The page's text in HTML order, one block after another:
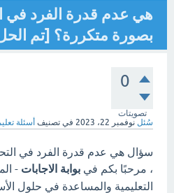
هي عدم قدرة الفرد في
بصورة متكررة؟ [تم
0
تصويتات
سُئل نوفمبر 22، 2023 في تصنيف أسئلة
سؤال هي عدم قدرة الفرد في
، مرحبًا بكم في بوابة الاجابات -
التعليمية والمساعدة في حلول